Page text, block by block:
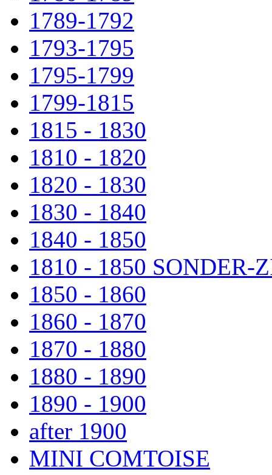
1789-1792
1793-1795
1795-1799
1799-1815
1815 - 1830
1810 - 1820
1820 - 1830
1830 - 1840
1840 - 1850
1810 - 1850 SONDER-
1850 - 1860
1860 - 1870
1870 - 1880
1880 - 1890
1890 - 1900
after 1900
MINI COMTOISE